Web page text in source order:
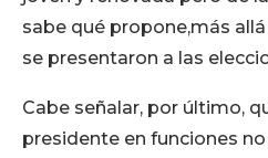
sabe qué propone,más
se presentaron a las
Cabe señalar, por último,
presidente en funciones